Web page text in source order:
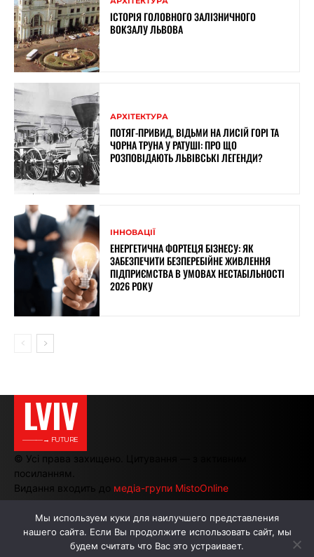
ІСТОРІЯ ГОЛОВНОГО ЗАЛІЗНИЧНОГО
ВОКЗАЛУ ЛЬВОВА
АРХІТЕКТУРА
ПОТЯГ-ПРИВИД, ВІДЬМИ НА ЛИСІЙ ГОРІ ТА
ЧОРНА ТРУНА У РАТУШІ: ПРО ЩО
РОЗПОВІДАЮТЬ ЛЬВІВСЬКІ ЛЕГЕНДИ?
ІННОВАЦІЇ
ЕНЕРГЕТИЧНА ФОРТЕЦЯ БІЗНЕСУ: ЯК
ЗАБЕЗПЕЧИТИ БЕЗПЕРЕБІЙНЕ ЖИВЛЕННЯ
ПІДПРИЄМСТВА В УМОВАХ НЕСТАБІЛЬНОСТІ
2026 РОКУ
LVIV
———→ FUTURE
© Усі права захищено. Цитування — з активним
посиланням.
Видання входить до медіа-групи MistoOnline
АВТОРИ РЕКЛАМА НА САЙТІ
Мы используем куки для наилучшего представления
нашего сайта. Если Вы продолжите использовать сайт, мы
будем считать что Вас это устраивает.